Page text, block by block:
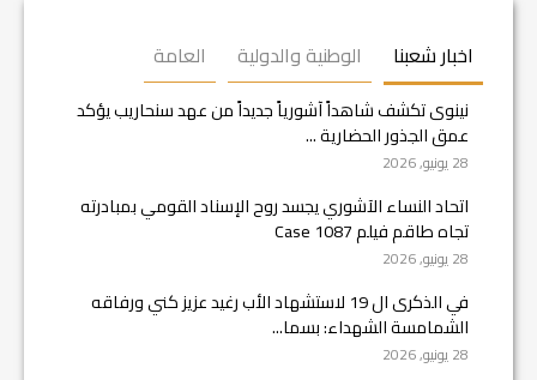
اخبار شعبنا الوطنية والدولية العامة
نينوى تكشف شاهداً آشورياً جديداً من عهد سنحاريب يؤكد
عمق الجذور الحضارية ...
28 يونيو, 2026
اتحاد النساء الآشوري يجسد روح الإسناد القومي بمبادرته
تجاه طاقم فيلم Case 1087
28 يونيو, 2026
في الذكرى ال 19 لاستشهاد الأب رغيد عزيز كني ورفاقه
الشمامسة الشهداء: بسما...
28 يونيو, 2026